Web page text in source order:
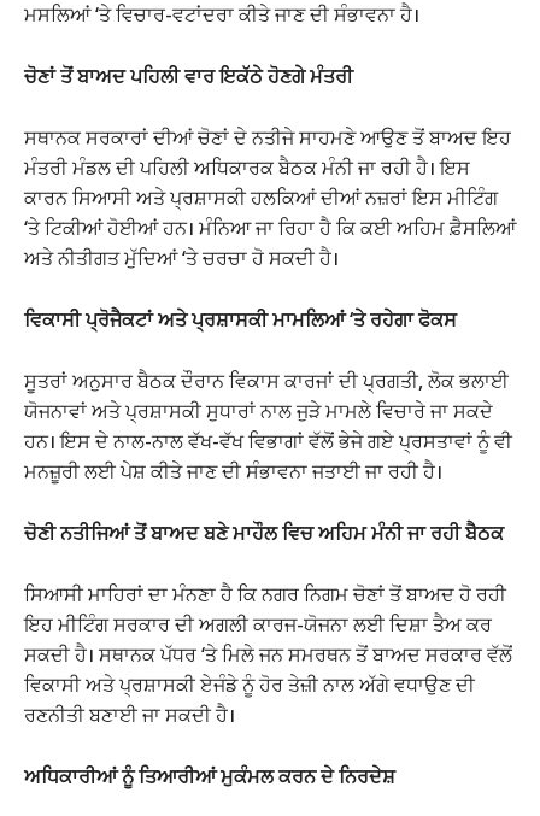
ਮਸਲਿਆਂ ‘ਤੇ ਵਿਚਾਰ-ਵਟਾਂਦਰਾ ਕੀਤੇ ਜਾਣ ਦੀ ਸੰਭਾਵਨਾ ਹੈ।
ਚੋਣਾਂ ਤੋਂ ਬਾਅਦ ਪਹਿਲੀ ਵਾਰ ਇਕੱਠੇ ਹੋਣਗੇ ਮੰਤਰੀ
ਸਥਾਨਕ ਸਰਕਾਰਾਂ ਦੀਆਂ ਚੋਣਾਂ ਦੇ ਨਤੀਜੇ ਸਾਹਮਣੇ ਆਉਣ ਤੋਂ ਬਾਅਦ ਇਹ
ਮੰਤਰੀ ਮੰਡਲ ਦੀ ਪਹਿਲੀ ਅਧਿਕਾਰਕ ਬੈਠਕ ਮੰਨੀ ਜਾ ਰਹੀ ਹੈ। ਇਸ
ਕਾਰਨ ਸਿਆਸੀ ਅਤੇ ਪ੍ਰਸ਼ਾਸਕੀ ਹਲਕਿਆਂ ਦੀਆਂ ਨਜ਼ਰਾਂ ਇਸ ਮੀਟਿੰਗ
‘ਤੇ ਟਿਕੀਆਂ ਹੋਈਆਂ ਹਨ। ਮੰਨਿਆ ਜਾ ਰਿਹਾ ਹੈ ਕਿ ਕਈ ਅਹਿਮ ਫ਼ੈਸਲਿਆਂ
ਅਤੇ ਨੀਤੀਗਤ ਮੁੱਦਿਆਂ ‘ਤੇ ਚਰਚਾ ਹੋ ਸਕਦੀ ਹੈ।
ਵਿਕਾਸੀ ਪ੍ਰੋਜੈਕਟਾਂ ਅਤੇ ਪ੍ਰਸ਼ਾਸਕੀ ਮਾਮਲਿਆਂ ‘ਤੇ ਰਹੇਗਾ ਫੋਕਸ
ਸੂਤਰਾਂ ਅਨੁਸਾਰ ਬੈਠਕ ਦੌਰਾਨ ਵਿਕਾਸ ਕਾਰਜਾਂ ਦੀ ਪ੍ਰਗਤੀ, ਲੋਕ ਭਲਾਈ
ਯੋਜਨਾਵਾਂ ਅਤੇ ਪ੍ਰਸ਼ਾਸਕੀ ਸੁਧਾਰਾਂ ਨਾਲ ਜੁੜੇ ਮਾਮਲੇ ਵਿਚਾਰੇ ਜਾ ਸਕਦੇ
ਹਨ। ਇਸ ਦੇ ਨਾਲ-ਨਾਲ ਵੱਖ-ਵੱਖ ਵਿਭਾਗਾਂ ਵੱਲੋਂ ਭੇਜੇ ਗਏ ਪ੍ਰਸਤਾਵਾਂ ਨੂੰ ਵੀ
ਮਨਜ਼ੂਰੀ ਲਈ ਪੇਸ਼ ਕੀਤੇ ਜਾਣ ਦੀ ਸੰਭਾਵਨਾ ਜਤਾਈ ਜਾ ਰਹੀ ਹੈ।
ਚੋਣੀ ਨਤੀਜਿਆਂ ਤੋਂ ਬਾਅਦ ਬਣੇ ਮਾਹੌਲ ਵਿਚ ਅਹਿਮ ਮੰਨੀ ਜਾ ਰਹੀ ਬੈਠਕ
ਸਿਆਸੀ ਮਾਹਿਰਾਂ ਦਾ ਮੰਨਣਾ ਹੈ ਕਿ ਨਗਰ ਨਿਗਮ ਚੋਣਾਂ ਤੋਂ ਬਾਅਦ ਹੋ ਰਹੀ
ਇਹ ਮੀਟਿੰਗ ਸਰਕਾਰ ਦੀ ਅਗਲੀ ਕਾਰਜ-ਯੋਜਨਾ ਲਈ ਦਿਸ਼ਾ ਤੈਅ ਕਰ
ਸਕਦੀ ਹੈ। ਸਥਾਨਕ ਪੱਧਰ ‘ਤੇ ਮਿਲੇ ਜਨ ਸਮਰਥਨ ਤੋਂ ਬਾਅਦ ਸਰਕਾਰ ਵੱਲੋਂ
ਵਿਕਾਸੀ ਅਤੇ ਪ੍ਰਸ਼ਾਸਕੀ ਏਜੰਡੇ ਨੂੰ ਹੋਰ ਤੇਜ਼ੀ ਨਾਲ ਅੱਗੇ ਵਧਾਉਣ ਦੀ
ਰਣਨੀਤੀ ਬਣਾਈ ਜਾ ਸਕਦੀ ਹੈ।
ਅਧਿਕਾਰੀਆਂ ਨੂੰ ਤਿਆਰੀਆਂ ਮੁਕੰਮਲ ਕਰਨ ਦੇ ਨਿਰਦੇਸ਼